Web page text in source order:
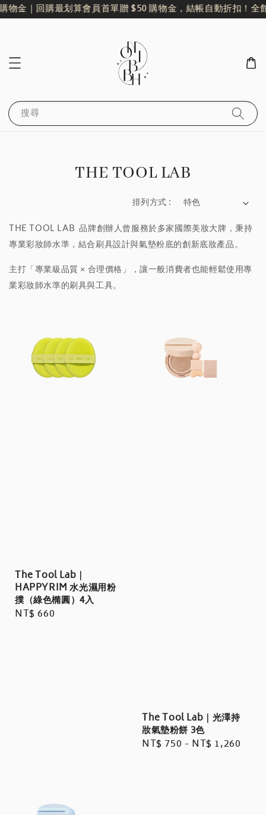
金｜回購最划算會員首單贈 $50 購物金，結帳自動折扣！全
搜尋
THE TOOL LAB
排列方式 :
THE TOOL LAB 品牌創辦人曾服務於多家國際美妝大牌，秉持
專業彩妝師水準，結合刷具設計與氣墊粉底的創新底妝產品。
主打「專業級品質 × 合理價格」，讓一般消費者也能輕鬆使用專
業彩妝師水準的刷具與工具。
The Tool Lab｜
HAPPYRIM 水光濕用粉
撲（綠色橢圓）4入
Regular
NT$ 660
The Tool Lab｜光澤持
妝氣墊粉餅 3色
Regular
NT$ 750 - NT$ 1,260